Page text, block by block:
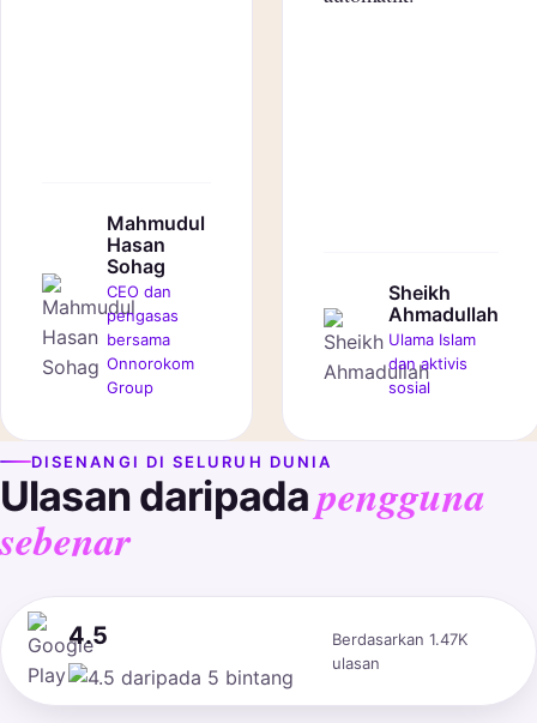
Mahmudul
Hasan
Sohag
CEO dan
pengasas
bersama
Onnorokom
Group
Sheikh
Ahmadullah
Ulama Islam
dan aktivis
sosial
DISENANGI DI SELURUH DUNIA
Ulasan daripadapengguna
sebenar
4.5
Berdasarkan 1.47K
ulasan